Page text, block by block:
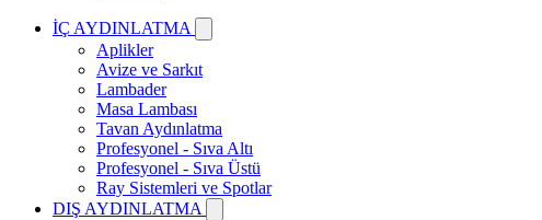
İÇ AYDINLATMA
Aplikler
Avize ve Sarkıt
Lambader
Masa Lambası
Tavan Aydınlatma
Profesyonel - Sıva Altı
Profesyonel - Sıva Üstü
Ray Sistemleri ve Spotlar
DIŞ AYDINLATMA